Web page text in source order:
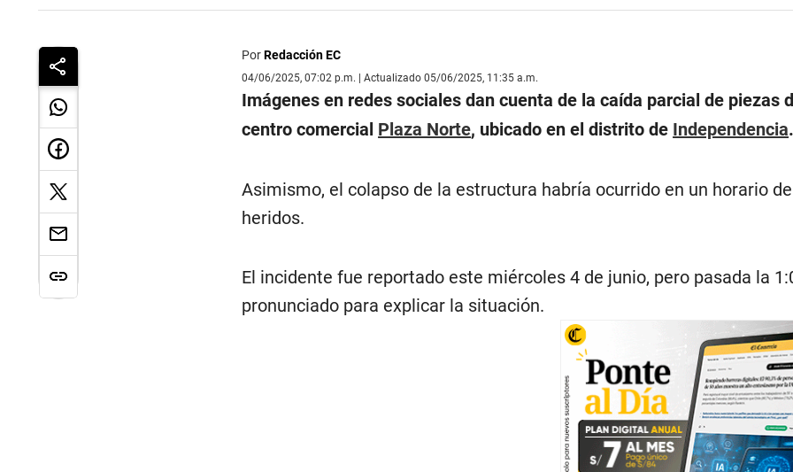
PorRedacción EC
04/06/2025, 07:02 p.m. | Actualizado 05/06/2025, 11:35 a.m.
Imágenes en redes sociales dan cuenta de la caída parcial de
centro comercial Plaza Norte, ubicado en el distrito de Independencia.
Asimismo, el colapso de la estructura habría ocurrido en un horario
heridos.
El incidente fue reportado este miércoles 4 de junio, pero pasada la
pronunciado para explicar la situación.